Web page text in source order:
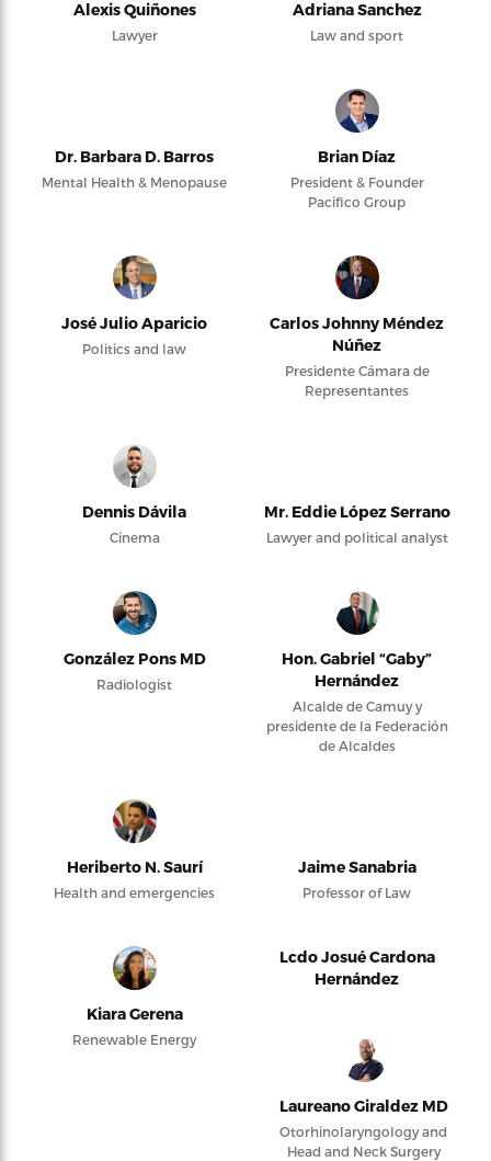
Alexis Quiñones
Lawyer
Adriana Sanchez
Law and sport
Dr. Barbara D. Barros
Mental Health & Menopause
Brian Díaz
President & Founder
Pacifico Group
José Julio Aparicio
Politics and law
Carlos Johnny Méndez
Núñez
Presidente Cámara de
Representantes
Dennis Dávila
Cinema
Mr. Eddie López Serrano
Lawyer and political analyst
González Pons MD
Radiologist
Hon. Gabriel “Gaby”
Hernández
Alcalde de Camuy y
presidente de la Federación
de Alcaldes
Heriberto N. Saurí
Health and emergencies
Jaime Sanabria
Professor of Law
Kiara Gerena
Renewable Energy
Lcdo Josué Cardona
Hernández
Laureano Giraldez MD
Otorhinolaryngology and
Head and Neck Surgery